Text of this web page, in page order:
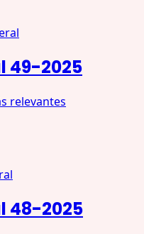
49-2025
relevantes
48-2025